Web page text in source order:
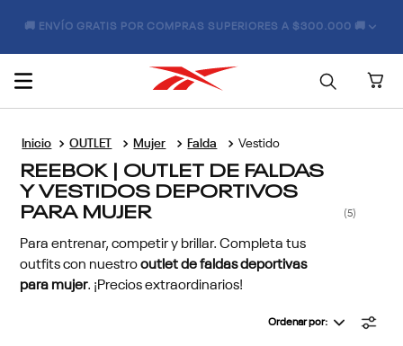
🚚 ENVÍO GRATIS POR COMPRAS SUPERIORES A $300.000 🚚
OUTLET Mujer Falda Vestido
REEBOK | OUTLET DE FALDAS
Y VESTIDOS DEPORTIVOS
PARA MUJER 5
Para entrenar, competir y brillar. Completa tus
outfits con nuestrooutlet de faldas deportivas
para mujer. ¡Precios extraordinarios!
Ordenar por